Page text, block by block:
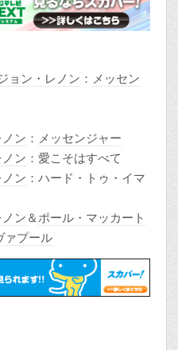
ョン・レノン ： メッセン
ン ： メッセンジャー
ン ：愛こそはすべて
ン ：ハード・トゥ・イマ
ン＆ポール・マッカート
ァプール